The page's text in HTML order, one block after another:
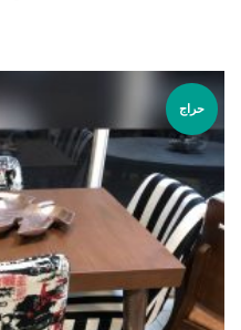
حراج